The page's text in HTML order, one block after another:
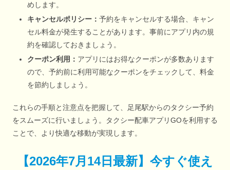
めします。
キャンセルポリシー： 予約をキャンセルする場合、キャン
セル料金が発生することがあります。事前にアプリ内の規
約を確認しておきましょう。
クーポン利用： アプリにはお得なクーポンが多数あります
ので、予約前に利用可能なクーポンをチェックして、料金
を節約しましょう。
これらの手順と注意点を把握して、足尾駅からのタクシー予約
をスムーズに行いましょう。タクシー配車アプリGOを利用する
ことで、より快適な移動が実現します。
【2026年7月14日最新】 今すぐ使え